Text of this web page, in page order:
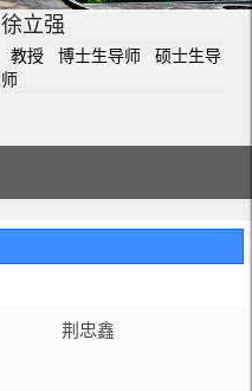
徐立强
教授 博士生导师 硕士生导
师
荆忠鑫